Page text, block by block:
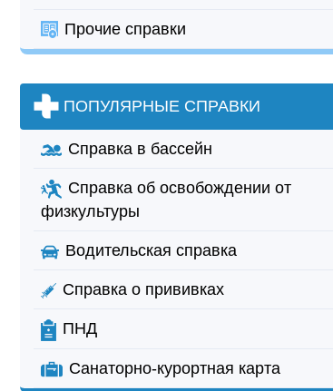
Прочие справки
ПОПУЛЯРНЫЕ СПРАВКИ
Справка в бассейн
Справка об освобождении от
физкультуры
Водительская справка
Справка о прививках
ПНД
Санаторно-курортная карта